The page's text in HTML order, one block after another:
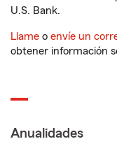
U.S. Bank.
Llame o envíe un
obtener información
Anualidades